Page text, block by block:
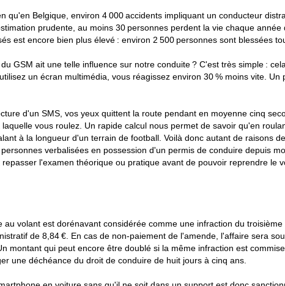
qu'en Belgique, environ 4 000 accidents impliquant un conducteur
prudente, au moins 30 personnes perdent la vie chaque
est encore bien plus élevé : environ 2 500 personnes sont blessées
GSM ait une telle influence sur notre conduite ? C'est très simple :
un écran multimédia, vous réagissez environ 30 % moins vite.
d'un SMS, vos yeux quittent la route pendant en moyenne cinq
vous roulez. Un rapide calcul nous permet de savoir qu'en
à la longueur d'un terrain de football. Voilà donc autant de raisons
verbalisées en possession d'un permis de conduire depuis
l'examen théorique ou pratique avant de pouvoir reprendre le
volant est dorénavant considérée comme une infraction du
de 8,84 €. En cas de non-paiement de l'amende, l'affaire sera
montant qui peut encore être doublé si la même infraction est
une déchéance du droit de conduire de huit jours à cinq ans.